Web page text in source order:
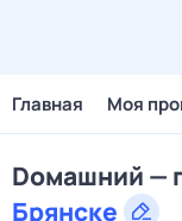
Главная Моя
Dомашний —
Брянске